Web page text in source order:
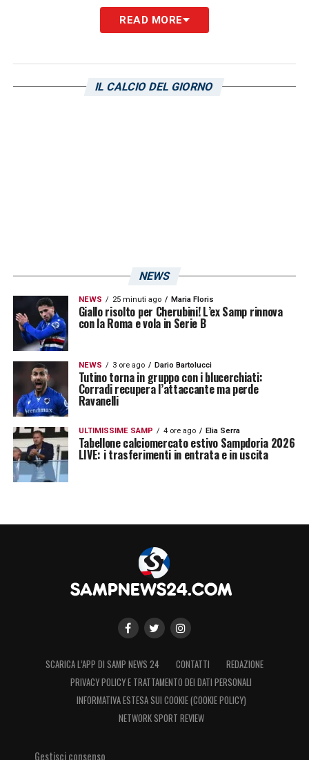
che lo guidano in Serie B. Nella scorsa
stagione, indossando la maglia del Bari,
totale di 608 minuti di gioco. Inoltre, ha
quattro gol e fornito due assist. Ora, con la
Sampdoria, mira a superare tali cifre,
dimostrando di essere una forza importante
nel reparto offensivo della squadra. La sua
crescita e la sua determinazione stanno
attirando l’attenzione di tutti: di Andrea Pirlo,
che lo ha schierato con continuità, e del Ct
della Nazionale che lo ha convocato. Il
talento e l’ambizione di Esposito sono
chiaramente evidenti in campo, e la sua
LA PLAYLIST DELLE NOSTRE TOP NEWS
READ MORE
IL CALCIO DEL GIORNO
NEWS
NEWS 25 minuti ago Maria Floris
Giallo risolto per Cherubini! L’ex Samp rinnova
con la Roma e vola in Serie B
NEWS 3 ore ago Dario Bartolucci
Tutino torna in gruppo con i blucerchiati:
Corradi recupera l’attaccante ma perde
Ravanelli
ULTIMISSIME SAMP 4 ore ago Elia Serra
Tabellone calciomercato estivo Sampdoria 2026
LIVE: i trasferimenti in entrata e in uscita
SCARICA L’APP DI SAMP NEWS 24 CONTATTI
REDAZIONE
PRIVACY POLICY E TRATTAMENTO DEI DATI PERSONALI
INFORMATIVA ESTESA SUI COOKIE (COOKIE POLICY)
NETWORK SPORT REVIEW
Gestisci consenso